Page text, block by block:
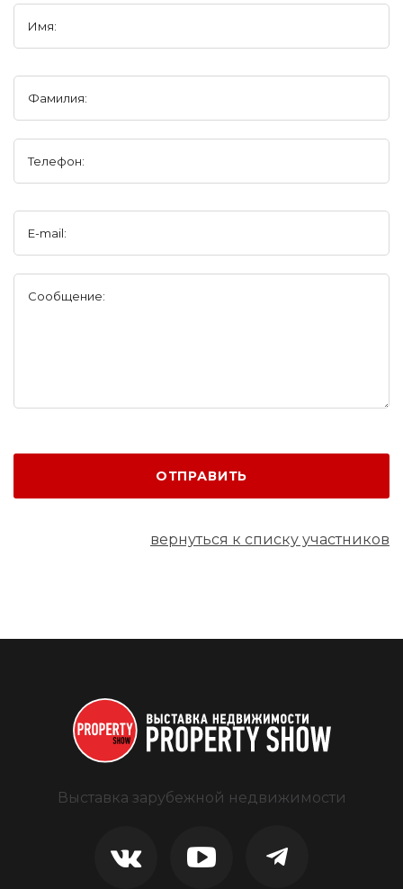
Имя:
Фамилия:
Телефон:
E-mail:
Сообщение:
ОТПРАВИТЬ
вернуться к списку участников
Выставка зарубежной недвижимости